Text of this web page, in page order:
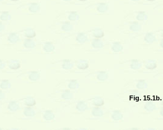
Fig. 15.1b.